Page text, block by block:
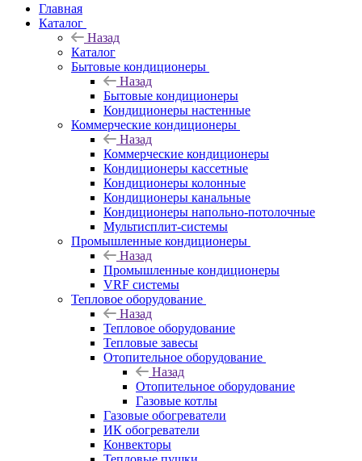
Главная
Каталог
Назад
Каталог
Бытовые кондиционеры
Назад
Бытовые кондиционеры
Кондиционеры настенные
Коммерческие кондиционеры
Назад
Коммерческие кондиционеры
Кондиционеры кассетные
Кондиционеры колонные
Кондиционеры канальные
Кондиционеры напольно-потолочные
Мультисплит-системы
Промышленные кондиционеры
Назад
Промышленные кондиционеры
VRF системы
Тепловое оборудование
Назад
Тепловое оборудование
Тепловые завесы
Отопительное оборудование
Назад
Отопительное оборудование
Газовые котлы
Газовые обогреватели
ИК обогреватели
Конвекторы